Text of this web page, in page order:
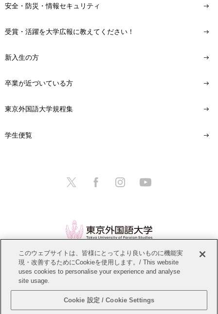
安全・防災・情報セキュリティ
受賞・活躍を大学広報に教えてください！
新入生の方
卒業が近づいている方
東京外国語大学規程集
学生便覧
情報公開 教職員募集 このサイトについて
Copyright © Tokyo University of Foreign Studies. All Rights Reserved.
このウェブサイトは、皆様にとってより良いものに機能実
現・改善するためにCookieを使用します。/ This website
uses cookies to personalise your experience and analyse
site usage.
Cookie 設定 / Cookie Settings